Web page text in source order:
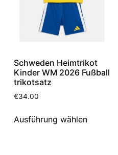
Schweden Heimtrikot
Kinder WM 2026 Fußball
trikotsatz
€34.00
Ausführung wählen